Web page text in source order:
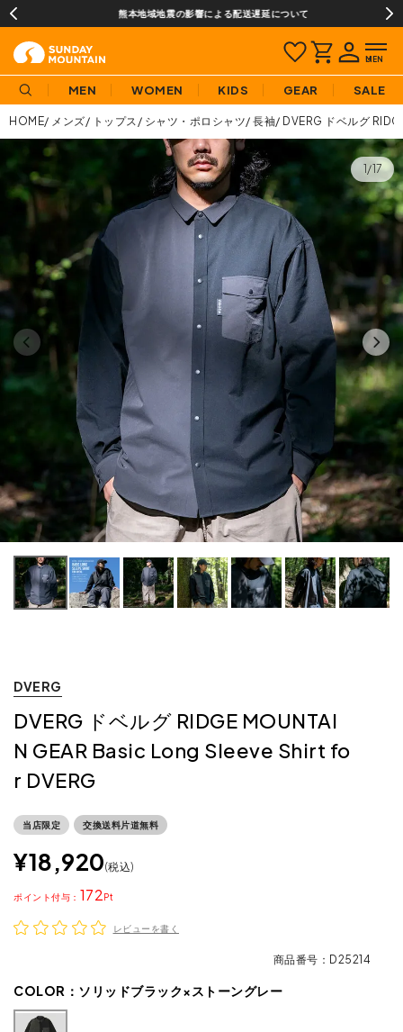
熊本地域地震の影響による配送遅延について
MEN WOMEN KIDS GEAR SALE
HOME メンズ トップス シャツ・ポロシャツ 長袖 DVERG ドベルグ
1/17
DVERG
DVERG ドベルグ RIDGE MOUNTAI
N GEAR Basic Long Sleeve Shirt fo
r DVERG
当店限定 交換送料片道無料
¥18,920 税込
172
ポイント
レビューを書く
商品番号 D25214
COLOR： ソリッドブラック×ストーングレー